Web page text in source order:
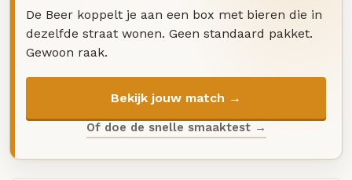
De Beer koppelt je aan een box met bieren die in
dezelfde straat wonen. Geen standaard pakket.
Gewoon raak.
Bekijk jouw match →
Of doe de snelle smaaktest →